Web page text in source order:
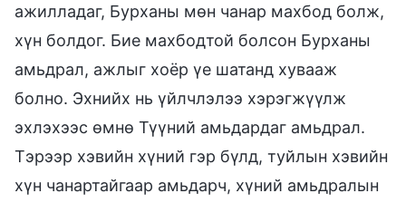
ажилладаг, Бурханы мөн чанар махбод болж,
хүн болдог. Бие махбодтой болсон Бурханы
амьдрал, ажлыг хоёр үе шатанд хувааж
болно. Эхнийх нь үйлчлэлээ хэрэгжүүлж
эхлэхээс өмнө Түүний амьдардаг амьдрал.
Тэрээр хэвийн хүний гэр бүлд, туйлын хэвийн
хүн чанартайгаар амьдарч, хүний амьдралын